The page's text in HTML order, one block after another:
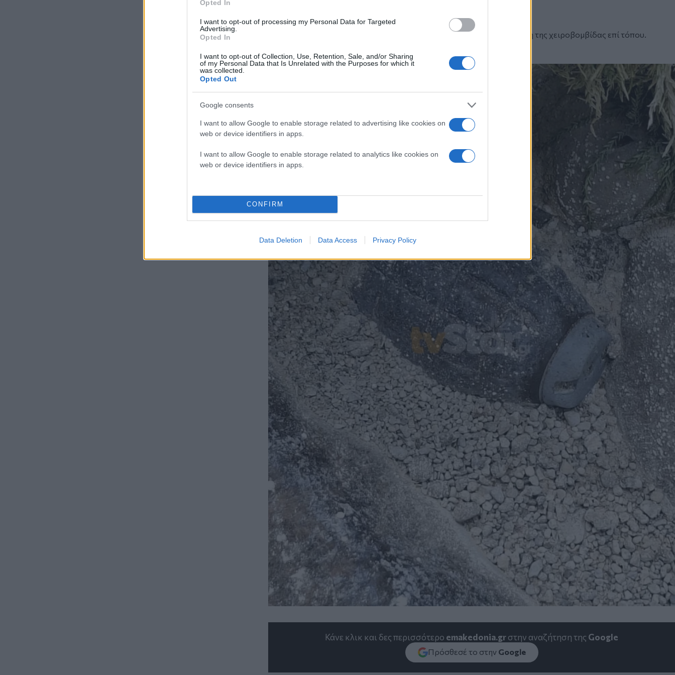
Opted In
I want to opt-out of processing my Personal Data for Targeted
Advertising.
Opted In
I want to opt-out of Collection, Use, Retention, Sale, and/or Sharing
of my Personal Data that Is Unrelated with the Purposes for which it
was collected.
Opted Out
Google consents
I want to allow Google to enable storage related to advertising like cookies on
web or device identifiers in apps.
I want to allow Google to enable storage related to analytics like cookies on
web or device identifiers in apps.
CONFIRM
Data Deletion Data Access Privacy Policy
Οι έμπειροι πυροτεχνουργοί προχώρησαν στην ασφαλή εξουδετέρωση της χειροβομβίδας επί τόπου.
Κάνε κλικ και δες περισσότερο emakedonia.grστην αναζήτηση της Google
Πρόσθεσέ το στην Google